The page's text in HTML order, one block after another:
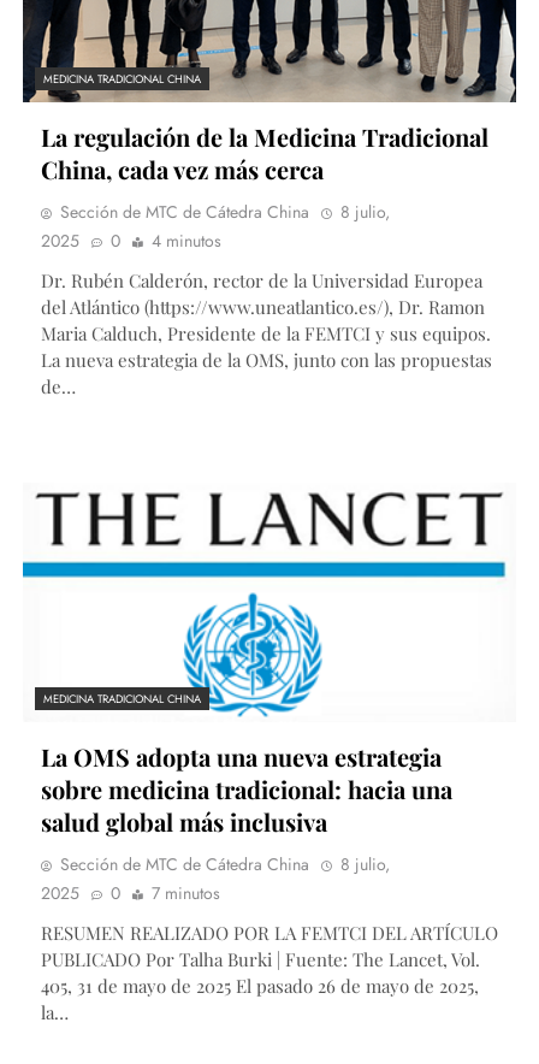
MEDICINA TRADICIONAL CHINA
La regulación de la Medicina Tradicional
China, cada vez más cerca
Sección de MTC de Cátedra China
8 julio,
2025
0
4 minutos
Dr. Rubén Calderón, rector de la Universidad Europea
del Atlántico (https://www.uneatlantico.es/), Dr. Ramon
Maria Calduch, Presidente de la FEMTCI y sus equipos.
La nueva estrategia de la OMS, junto con las propuestas
de…
MEDICINA TRADICIONAL CHINA
La OMS adopta una nueva estrategia
sobre medicina tradicional: hacia una
salud global más inclusiva
Sección de MTC de Cátedra China
8 julio,
2025
0
7 minutos
RESUMEN REALIZADO POR LA FEMTCI DEL ARTÍCULO
PUBLICADO Por Talha Burki | Fuente: The Lancet, Vol.
405, 31 de mayo de 2025 El pasado 26 de mayo de 2025,
la…